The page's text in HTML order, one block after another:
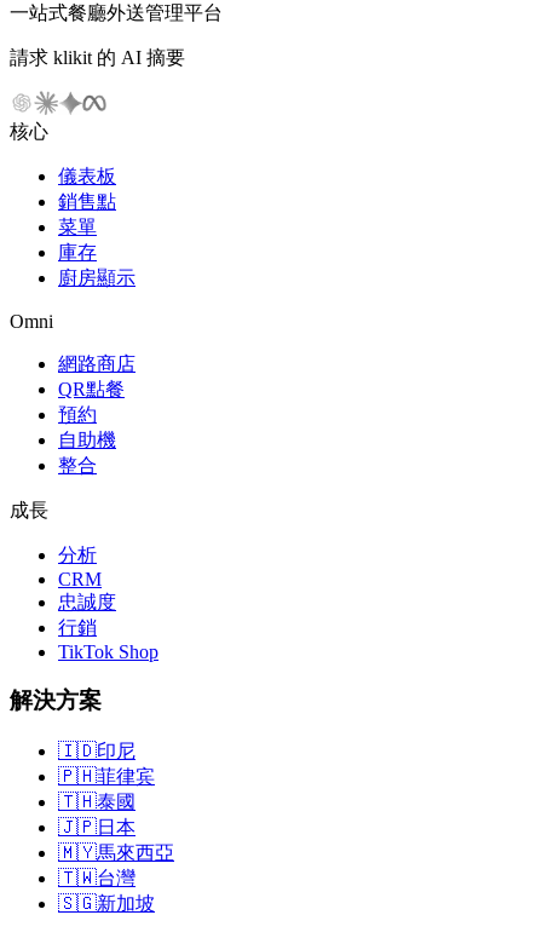
一站式餐廳外送管理平台
請求 klikit 的 AI 摘要
核心
儀表板
銷售點
菜單
庫存
廚房顯示
Omni
網路商店
QR點餐
預約
自助機
整合
成長
分析
CRM
忠誠度
行銷
TikTok Shop
解決方案
🇮🇩印尼
🇵🇭菲律宾
🇹🇭泰國
🇯🇵日本
🇲🇾馬來西亞
🇹🇼台灣
🇸🇬新加坡